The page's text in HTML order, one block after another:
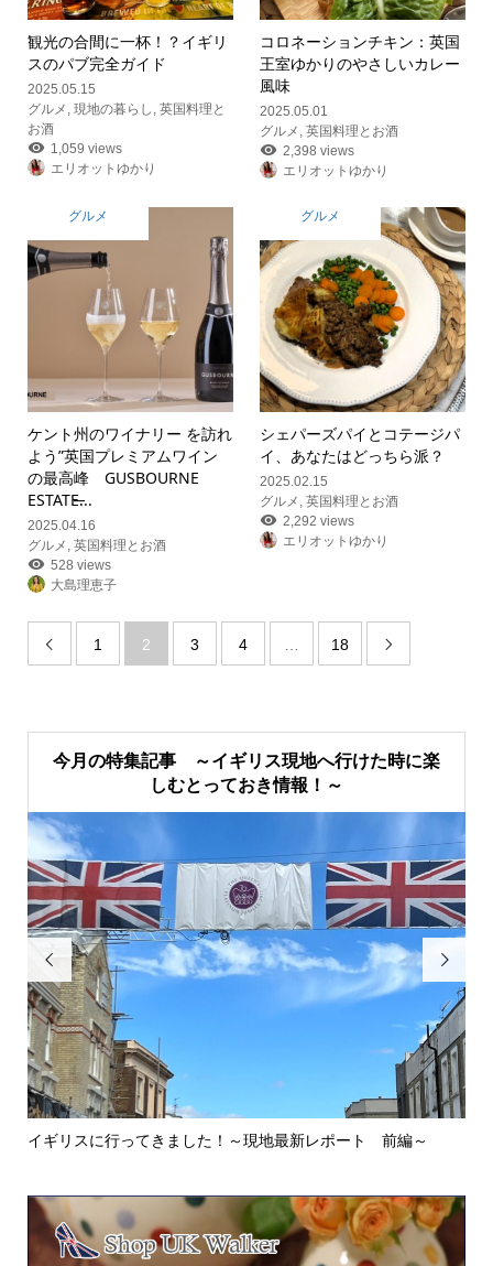
観光の合間に一杯！？イギリ
スのパブ完全ガイド
2025.05.15
グルメ 現地の暮らし 英国料理と
お酒
1,059 views
エリオットゆかり
コロネーションチキン：英国
王室ゆかりのやさしいカレー
風味
2025.05.01
グルメ ,英国料理とお酒
2,398 views
エリオットゆかり
グルメ
ケント州のワイナリー を訪れ
よう”英国プレミアムワイン
の最高峰 GUSBOURNE
ESTATE̶...
2025.04.16
グルメ , 英国料理とお酒
528 views
大島理恵子
グルメ
シェパーズパイとコテージパ
イ、あなたはどっちら派？
2025.02.15
グルメ ,英国料理とお酒
2,292 views
エリオットゆかり
 1 2 3 4 … 18 
今月の特集記事 ～イギリス現地へ行けた時に楽
しむとっておき情報！～

イギリスに行ってきました！～現地最新レポート 前編～
